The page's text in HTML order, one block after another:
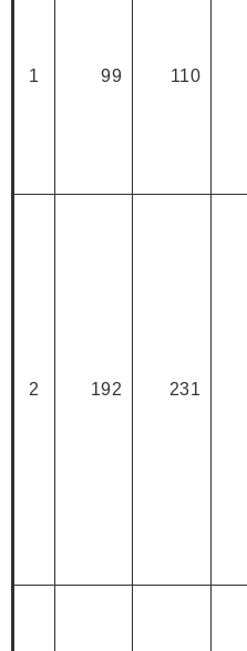
1 99 110
2 192 231